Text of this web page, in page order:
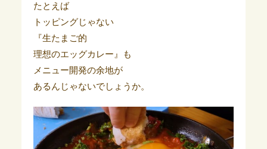
たとえば
トッピングじゃない
『生たまご的
理想のエッグカレー』も
メニュー開発の余地が
あるんじゃないでしょうか。